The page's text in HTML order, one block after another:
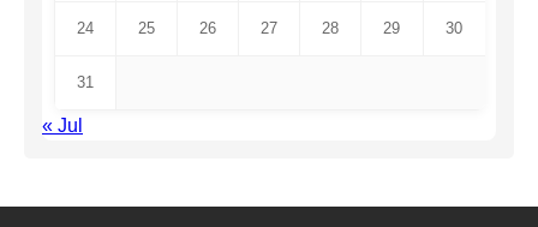
24 25 26 27 28 29 30
31
« Jul